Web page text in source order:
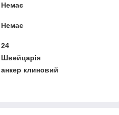
Немає
Немає
24
Швейцарія
анкер клиновий